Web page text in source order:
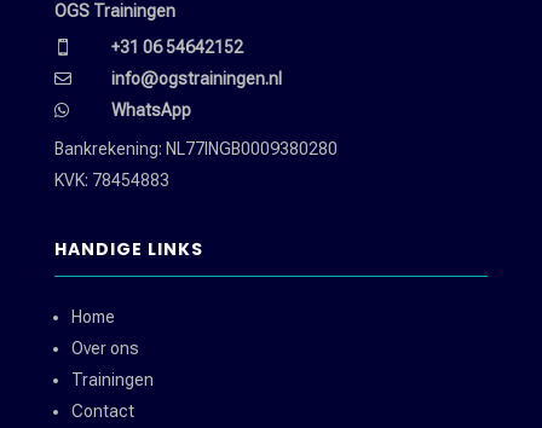
OGS Trainingen
 +31 06 54642152
 info@ogstrainingen.nl

WhatsApp
Bankrekening: NL77INGB0009380280
KVK: 78454883
HANDIGE LINKS
Home
Over ons
Trainingen
Contact